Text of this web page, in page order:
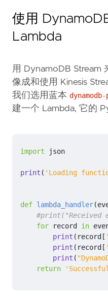
使用
Lambda
用 DynamoDB Stream
像成和使用 Kinesis
我们选用蓝本
建一个 Lambda, 它的
import json
print ( 'Loading
def lambda_handler(
#print("Received
for
record in
print ( record [
print ( record [
print (
return